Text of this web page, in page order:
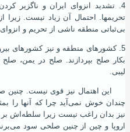
4. تشدید انزوای ایران و ناگزیر
تحریمها. احتمال آن زیاد نیست. زیرا
بی‌ثباتی منطقه ناشی از تحریم و
5. کشورهای منطقه و نیز کشورهای
بکار صلح بپردازند. صلح در یمن،
لیبی.
این اهتمال نیز قوی نیست. چنین
چندان خوش نمی‌آید چرا که آنها را
نیز بدان راغب نیست زیرا سلطه‌اش
اروپا و چین از چنین صلحی سود